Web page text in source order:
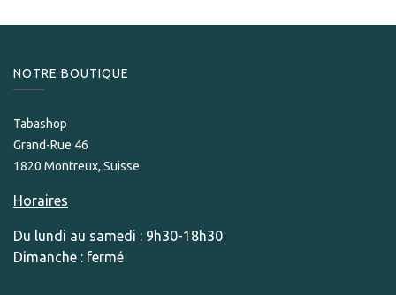
NOTRE BOUTIQUE
Tabashop
Grand-Rue 46
1820 Montreux, Suisse
Horaires
Du lundi au samedi : 9h30-18h30
Dimanche : fermé